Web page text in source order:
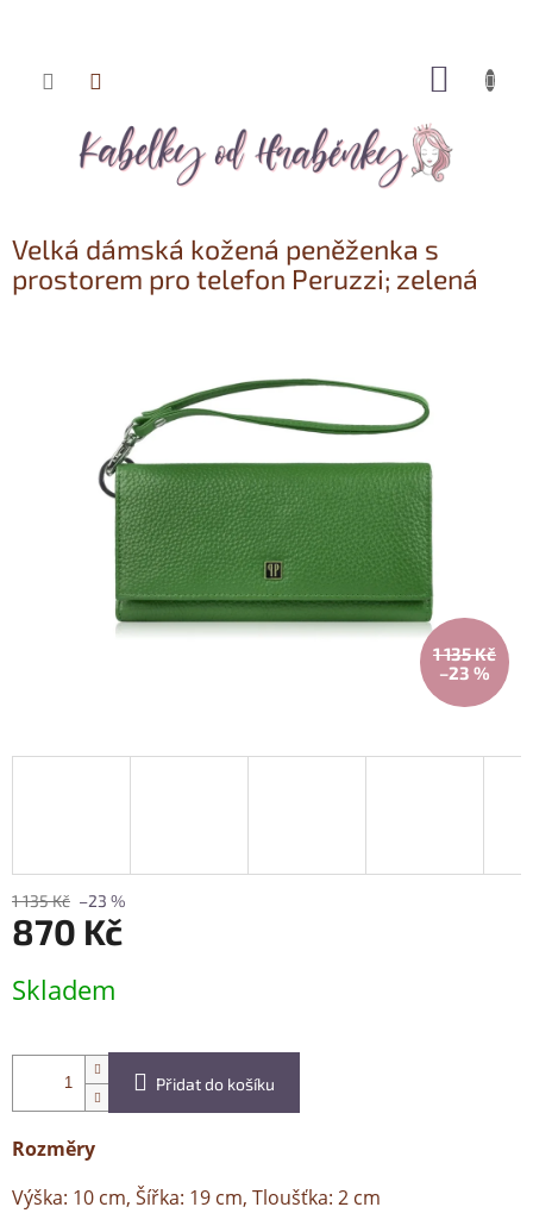
Přejít
Velká dámská kožená peněženka s
prostorem pro telefon Peruzzi; zelená
1 135 Kč
–23 %
1 135 Kč –23 %
870 Kč
cena:
Skladem
Přidat do košíku
Rozměry
Výška: 10 cm, Šířka: 19 cm, Tloušťka: 2 cm